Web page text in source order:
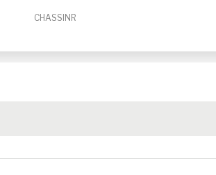
CHASSINR